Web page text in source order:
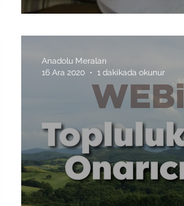
Anadolu Meraları
16 Ara 2020
1 dakikada okunur